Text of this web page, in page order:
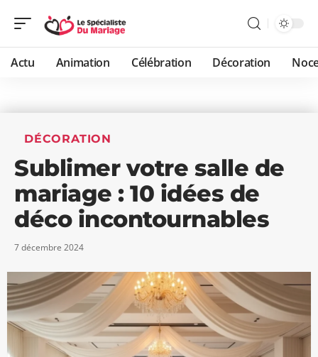
Actu Animation Célébration Décoration
DÉCORATION
Sublimer votre salle de
mariage : 10 idées de
déco incontournables
7 décembre 2024